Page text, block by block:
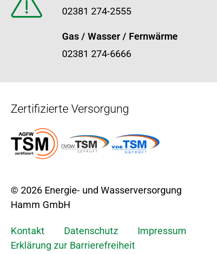
02381 274-2555
Gas / Wasser / Fernwärme
02381 274-6666
Zertifizierte Versorgung
© 2026 Energie- und Wasserversorgung
Hamm GmbH
Kontakt Datenschutz
Impressum
Erklärung zur Barrierefreiheit